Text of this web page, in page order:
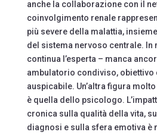
anche la collaborazione con il
coinvolgimento renale
più severe della malattia,
del sistema nervoso centrale. In
continua l’esperta – manca
ambulatorio condiviso, obiettivo
auspicabile. Un’altra figura
è quella dello psicologo.
cronica sulla qualità della vita,
diagnosi e sulla sfera emotiva è